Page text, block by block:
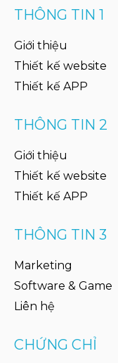
THÔNG TIN 1
Giới thiệu
Thiết kế website
Thiết kế APP
THÔNG TIN 2
Giới thiệu
Thiết kế website
Thiết kế APP
THÔNG TIN 3
Marketing
Software & Game
Liên hệ
CHỨNG CHỈ